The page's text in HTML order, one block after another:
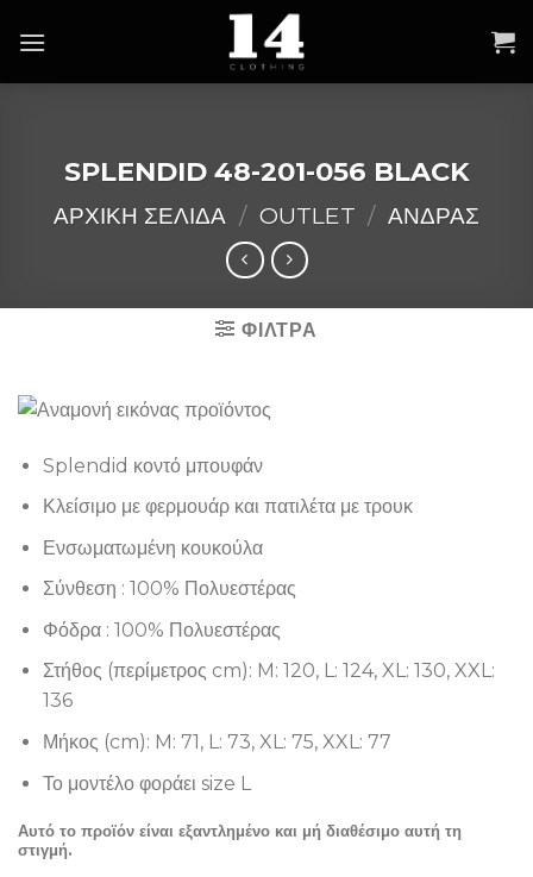
SPLENDID 48-201-056 BLACK
ΑΡΧΙΚΉ ΣΕΛΊΔΑ / OUTLET / ΑΝΔΡΑΣ
ΦΙΛΤΡΑ
Splendid κοντό μπουφάν
Κλείσιμο με φερμουάρ και πατιλέτα με τρουκ
Ενσωματωμένη κουκούλα
Σύνθεση : 100% Πολυεστέρας
Φόδρα : 100% Πολυεστέρας
Στήθος (περίμετρος cm): M: 120, L: 124, XL: 130, XXL:
136
Μήκος (cm): M: 71, L: 73, XL: 75, XXL: 77
Το μοντέλο φοράει size L
Αυτό το προϊόν είναι εξαντλημένο και μή διαθέσιμο αυτή τη
στιγμή.